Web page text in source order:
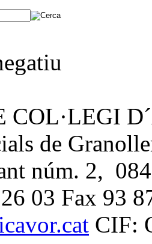
COL·LEGI
de
núm. 2,
03 Fax 93
CIF: